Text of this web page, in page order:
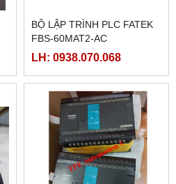
BỘ LẬP TRÌNH PLC FATEK
FBS-60MAT2-AC
LH: 0938.070.068